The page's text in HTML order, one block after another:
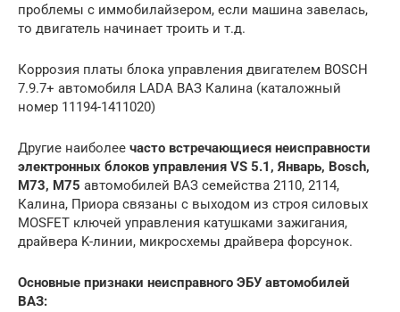
проблемы с иммобилайзером, если машина завелась,
то двигатель начинает троить и т.д.
Коррозия платы блока управления двигателем BOSCH
7.9.7+ автомобиля LADA ВАЗ Калина (каталожный
номер 11194-1411020)
Другие наиболее часто встречающиеся неисправности
электронных блоков управления VS 5.1, Январь, Bosch,
M73, M75 автомобилей ВАЗ семейства 2110, 2114,
Калина, Приора связаны с выходом из строя силовых
MOSFET ключей управления катушками зажигания,
драйвера K-линии, микросхемы драйвера форсунок.
Основные признаки неисправного ЭБУ автомобилей
ВАЗ: